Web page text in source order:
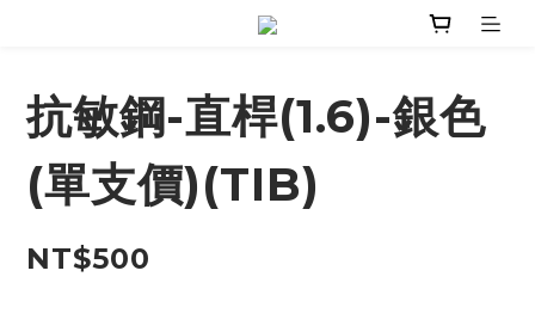
抗敏鋼-直桿(1.6)-銀色
(單支價)(TIB)
NT$500